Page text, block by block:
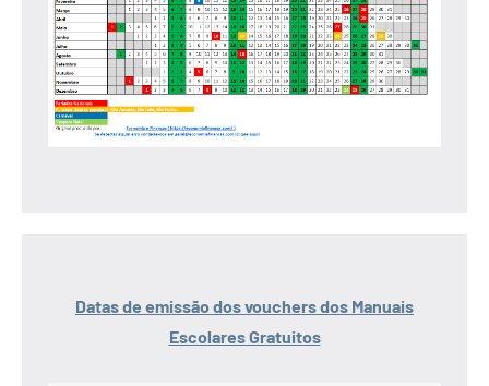
Datas de emissão dos vouchers dos Manuais
Escolares Gratuitos